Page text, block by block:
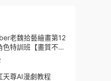
老魏拾藝繪畫第12
色特訓班【畫質不錯
視頻】
天尊AI漫劇教程